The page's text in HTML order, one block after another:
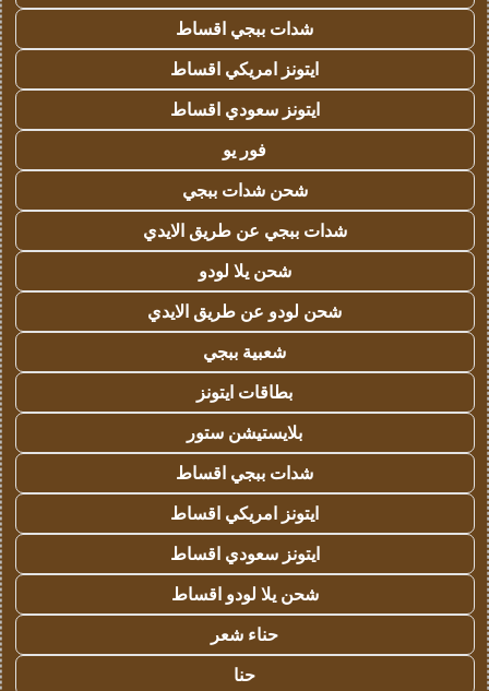
شدات ببجي اقساط
ايتونز امريكي اقساط
ايتونز سعودي اقساط
فور يو
شحن شدات ببجي
شدات ببجي عن طريق الايدي
شحن يلا لودو
شحن لودو عن طريق الايدي
شعبية ببجي
بطاقات ايتونز
بلايستيشن ستور
شدات ببجي اقساط
ايتونز امريكي اقساط
ايتونز سعودي اقساط
شحن يلا لودو اقساط
حناء شعر
حنا